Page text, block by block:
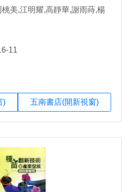
美,江明耀,高靜華,謝雨蒔,楊
11
) 五南書店(開新視窗)